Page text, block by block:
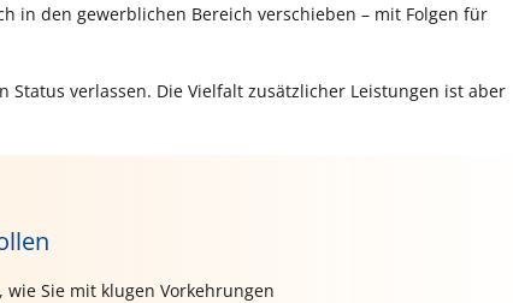
in den gewerblichen Bereich verschieben – mit Folgen für
verlassen. Die Vielfalt zusätzlicher Leistungen ist aber
Sie mit klugen Vorkehrungen